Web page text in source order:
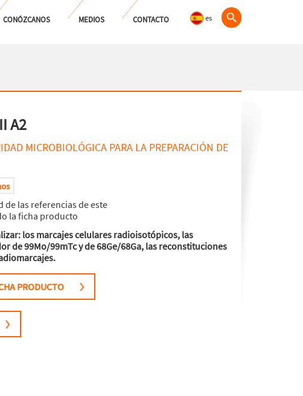
CONÓZCANOS MEDIOS CONTACTO es
A2
MICROBIOLÓGICA PARA LA PREPARACIÓN DE
de las referencias de este
la ficha producto
los marcajes celulares radioisotópicos, las
de 99Mo/99mTc y de 68Ge/68Ga, las reconstituciones
PRODUCTO